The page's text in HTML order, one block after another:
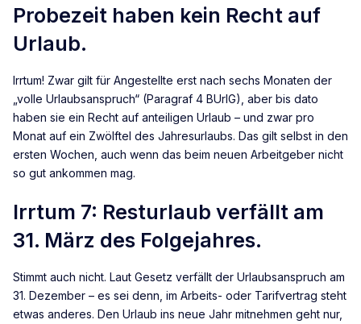
Probezeit haben kein Recht auf
Urlaub.
Irrtum! Zwar gilt für Angestellte erst nach sechs Monaten der
„volle Urlaubsanspruch“ (Paragraf 4 BUrlG), aber bis dato
haben sie ein Recht auf anteiligen Urlaub – und zwar pro
Monat auf ein Zwölftel des Jahresurlaubs. Das gilt selbst in den
ersten Wochen, auch wenn das beim neuen Arbeitgeber nicht
so gut ankommen mag.
Irrtum 7: Resturlaub verfällt am
31. März des Folgejahres.
Stimmt auch nicht. Laut Gesetz verfällt der Urlaubsanspruch am
31. Dezember – es sei denn, im Arbeits- oder Tarifvertrag steht
etwas anderes. Den Urlaub ins neue Jahr mitnehmen geht nur,